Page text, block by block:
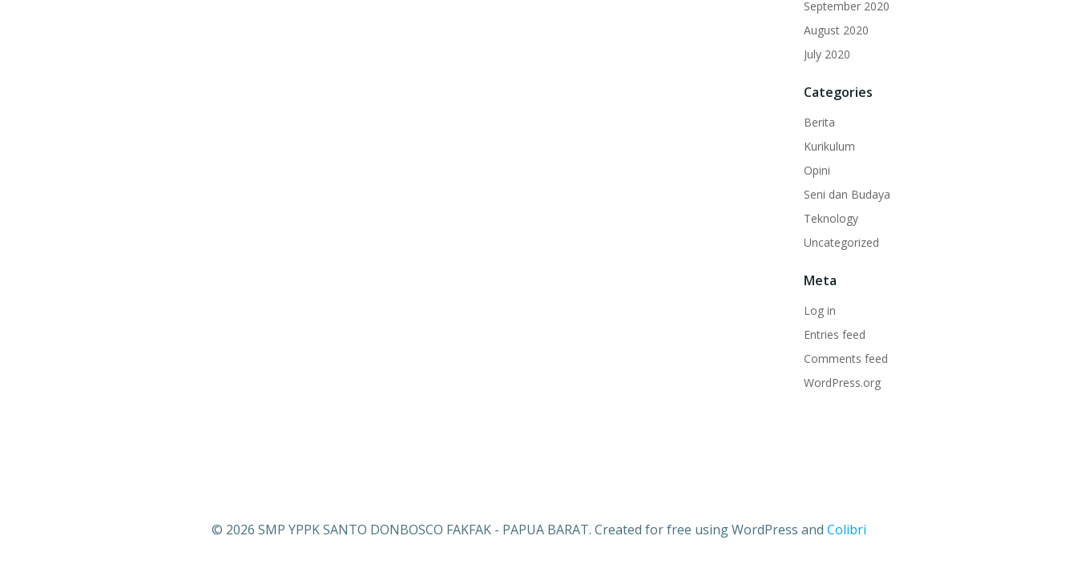
September 2020
August 2020
July 2020
Categories
Berita
Kurikulum
Opini
Seni dan Budaya
Teknology
Uncategorized
Meta
Log in
Entries feed
Comments feed
WordPress.org
© 2026 SMP YPPK SANTO DONBOSCO FAKFAK - PAPUA BARAT. Created for free using WordPress and Colibri